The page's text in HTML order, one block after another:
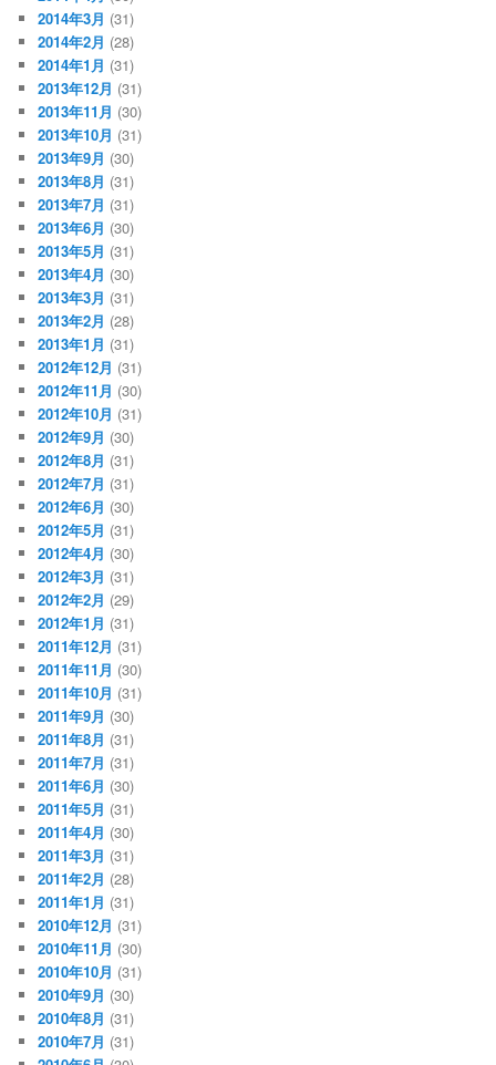
2014年3月 (31)
2014年2月 (28)
2014年1月 (31)
2013年12月 (31)
2013年11月 (30)
2013年10月 (31)
2013年9月 (30)
2013年8月 (31)
2013年7月 (31)
2013年6月 (30)
2013年5月 (31)
2013年4月 (30)
2013年3月 (31)
2013年2月 (28)
2013年1月 (31)
2012年12月 (31)
2012年11月 (30)
2012年10月 (31)
2012年9月 (30)
2012年8月 (31)
2012年7月 (31)
2012年6月 (30)
2012年5月 (31)
2012年4月 (30)
2012年3月 (31)
2012年2月 (29)
2012年1月 (31)
2011年12月 (31)
2011年11月 (30)
2011年10月 (31)
2011年9月 (30)
2011年8月 (31)
2011年7月 (31)
2011年6月 (30)
2011年5月 (31)
2011年4月 (30)
2011年3月 (31)
2011年2月 (28)
2011年1月 (31)
2010年12月 (31)
2010年11月 (30)
2010年10月 (31)
2010年9月 (30)
2010年8月 (31)
2010年7月 (31)